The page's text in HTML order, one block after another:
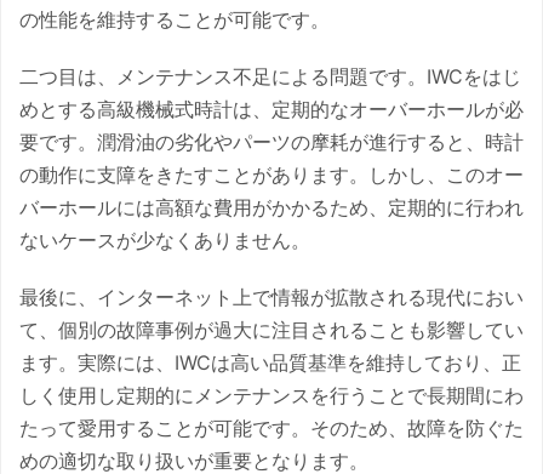
の性能を維持することが可能です。
二つ目は、メンテナンス不足による問題です。IWCをはじ
めとする高級機械式時計は、定期的なオーバーホールが必
要です。潤滑油の劣化やパーツの摩耗が進行すると、時計
の動作に支障をきたすことがあります。しかし、このオー
バーホールには高額な費用がかかるため、定期的に行われ
ないケースが少なくありません。
最後に、インターネット上で情報が拡散される現代におい
て、個別の故障事例が過大に注目されることも影響してい
ます。実際には、IWCは高い品質基準を維持しており、正
しく使用し定期的にメンテナンスを行うことで長期間にわ
たって愛用することが可能です。そのため、故障を防ぐた
めの適切な取り扱いが重要となります。